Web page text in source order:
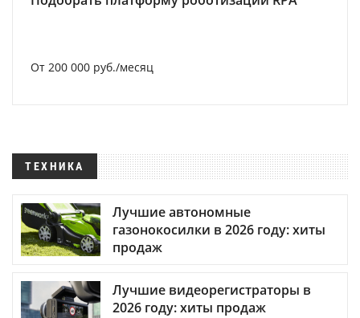
От 200 000 руб./месяц
ТЕХНИКА
Лучшие автономные
газонокосилки в 2026 году: хиты
продаж
Лучшие видеорегистраторы в
2026 году: хиты продаж